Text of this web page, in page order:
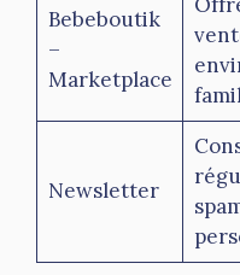
Bebeboutik
–
Marketplace
Newsletter